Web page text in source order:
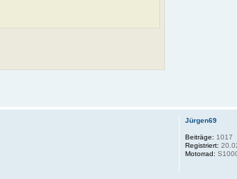
Jürgen69
Beiträge: 1017
Registriert:
Motorrad: